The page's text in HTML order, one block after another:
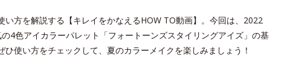
い方を解説する【キレイをかなえるHOW TO動画】。今回は、2022
4色アイカラーパレット「フォートーンズスタイリングアイズ」の基
使い方をチェックして、夏のカラーメイクを楽しみましょう！